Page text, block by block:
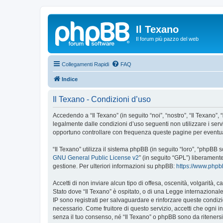
Il Texano
Il forum più pazzo del web
Collegamenti Rapidi FAQ
Indice
Il Texano - Condizioni d’uso
Accedendo a “Il Texano” (in seguito “noi”, “nostro”, “Il
legalmente dalle condizioni d’uso seguenti non utilizzare i
opportuno controllare con frequenza queste pagine per
“Il Texano” utilizza il sistema phpBB (in seguito “loro”,
GNU General Public License v2” (in seguito “GPL”)
gestione. Per ulteriori informazioni su phpBB: https://
Accetti di non inviare alcun tipo di offesa, oscenità, volgarità,
Stato dove “Il Texano” è ospitato, o di una Legge
IP sono registrati per salvaguardare e rinforzare queste
necessario. Come fruitore di questo servizio, accetti che ogni
senza il tuo consenso, né “Il Texano” o phpBB sono da